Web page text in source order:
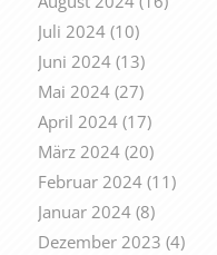
Juli 2024(10)
Juni 2024(13)
Mai 2024(27)
April 2024(17)
März 2024(20)
Februar 2024(11)
Januar 2024(8)
Dezember 2023 (4)